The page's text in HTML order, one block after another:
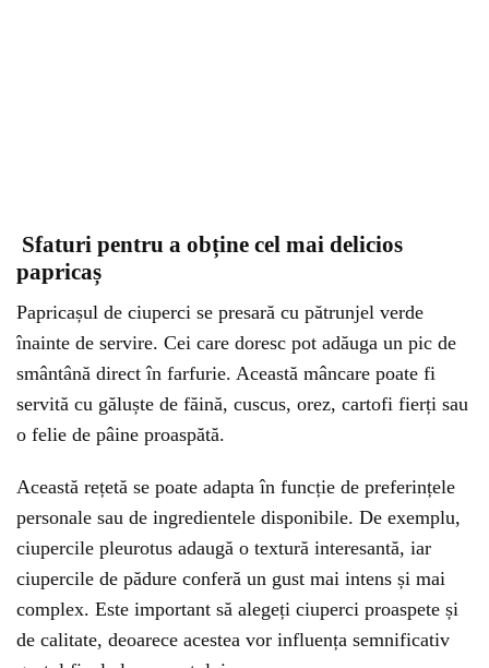
Sfaturi pentru a obține cel mai delicios
papricaș
Papricașul de ciuperci se presară cu pătrunjel verde
înainte de servire. Cei care doresc pot adăuga un pic de
smântână direct în farfurie. Această mâncare poate fi
servită cu găluște de făină, cuscus, orez, cartofi fierți sau
o felie de pâine proaspătă.
Această rețetă se poate adapta în funcție de preferințele
personale sau de ingredientele disponibile. De exemplu,
ciupercile pleurotus adaugă o textură interesantă, iar
ciupercile de pădure conferă un gust mai intens și mai
complex. Este important să alegeți ciuperci proaspete și
de calitate, deoarece acestea vor influența semnificativ